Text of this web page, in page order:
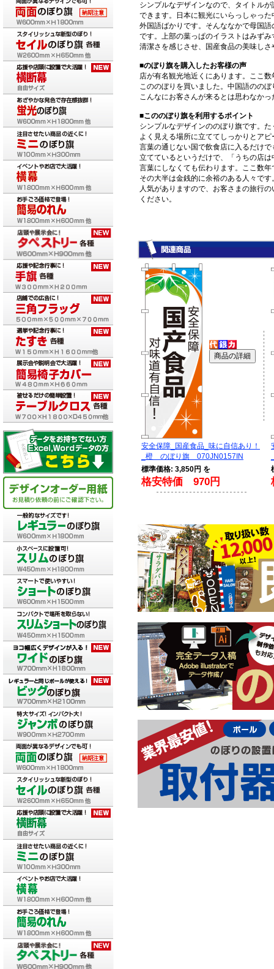
シンプルなデザインなので、タイトル
できます。日本に観光にいらっしゃっ
外国語ばかりです。そんななかで母国
です。上部の葉っぱのイラストはみず
清潔さを感じさせ、国産食品の美味し
■のぼり旗を購入したお客様の声
店が有名観光地近くにあります。ここ
こののぼりを買いました。中国語のの
こんなにお客さんが来るとは思わなか
■こののぼり旗を利用するポイント
シンプルなデザインののぼり旗です。
よく見える場所に立ててしっかりとア
言葉の通じない国で飲食店に入るだけ
立てているというだけで、「うちの店
言葉にしなくても伝わります。ここ数
その大半は金銭的に余裕のある人々で
人気がありますので、お客さまの旅行
ください。
安全保障_国産食品_味に自信あり！
_橙 のぼり旗 070JN0157IN
標準価格: 3,850円 を
格安特価 970円